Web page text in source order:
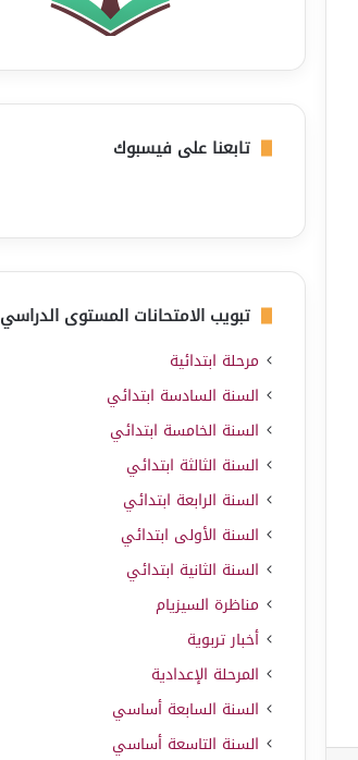
تابعنا على فيسبوك
تبويب الامتحانات المستوى الدراسي
مرحلة ابتدائية
السنة السادسة ابتدائي
السنة الخامسة ابتدائي
السنة الثالثة ابتدائي
السنة الرابعة ابتدائي
السنة الأولى ابتدائي
السنة الثانية ابتدائي
مناظرة السيزيام
أخبار تربوية
المرحلة الإعدادية
السنة السابعة أساسي
السنة التاسعة أساسي